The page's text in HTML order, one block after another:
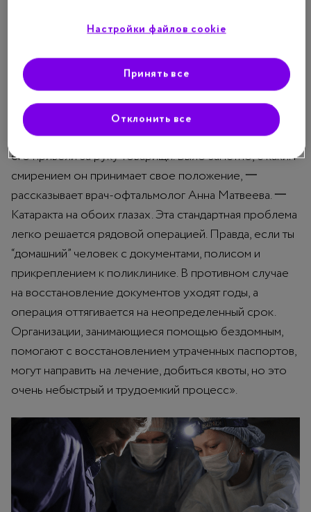
семья, супруга. Однажды жена ушла, а дом сгорел.
работать, но, когда потерял зрение, лишился и этой
возможности.
«Без вредных привычек, что редкость для
бездомного. Приятный в общении, адекватный. Ко мне
его привели за руку товарищи. Было заметно, с каким
смирением он принимает свое положение, 一
рассказывает врач-офтальмолог Анна Матвеева. 一
Катаракта на обоих глазах. Эта стандартная проблема
легко решается рядовой операцией. Правда, если ты
“домашний” человек с документами, полисом и
прикреплением к поликлинике. В противном случае
на восстановление документов уходят годы, а
операция оттягивается на неопределенный срок.
Организации, занимающиеся помощью бездомным,
помогают с восстановлением утраченных паспортов,
могут направить на лечение, добиться квоты, но это
очень небыстрый и трудоемкий процесс».
Настройки файлов cookie
Отклонить все
Принять все